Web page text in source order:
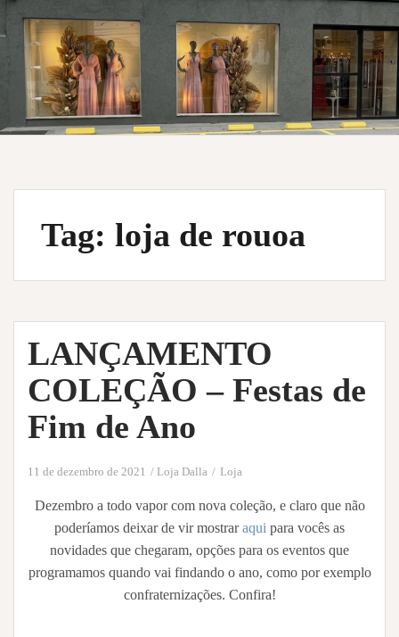
Tag: loja de rouoa
LANÇAMENTO
COLEÇÃO – Festas de
Fim de Ano
11 de dezembro de 2021 Loja Dalla Loja
Dezembro a todo vapor com nova coleção, e claro que não
poderíamos deixar de vir mostraraqui para vocês as
novidades que chegaram, opções para os eventos que
programamos quando vai findando o ano, como por exemplo
confraternizações. Confira!